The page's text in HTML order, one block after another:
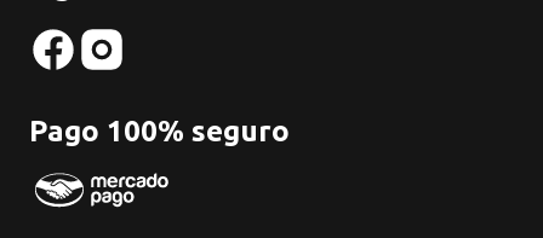
Pago 100% seguro